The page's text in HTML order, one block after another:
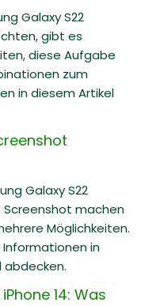
Galaxy S22
gibt es
diese Aufgabe
zum
in diesem Artikel
Galaxy S22
machen
Möglichkeiten.
in
14: Was